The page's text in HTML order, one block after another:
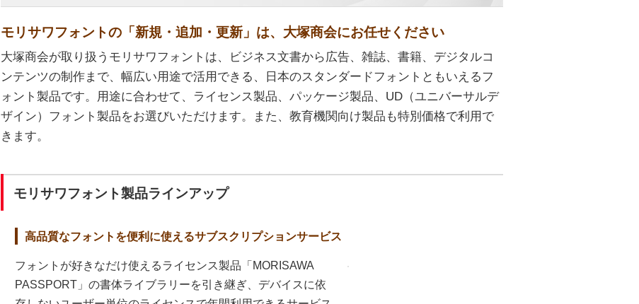
モリサワフォントの「新規・追加・更新」は、大塚商会にお任せください
大塚商会が取り扱うモリサワフォントは、ビジネス文書から広告、雑誌、書籍、デジタルコ
ンテンツの制作まで、幅広い用途で活用できる、日本のスタンダードフォントともいえるフ
ォント製品です。用途に合わせて、ライセンス製品、パッケージ製品、UD（ユニバーサルデ
ザイン）フォント製品をお選びいただけます。また、教育機関向け製品も特別価格で利用で
きます。
モリサワフォント製品ラインアップ
高品質なフォントを便利に使えるサブスクリプションサービス
フォントが好きなだけ使えるライセンス製品「MORISAWA
PASSPORT」の書体ライブラリーを引き継ぎ、デバイスに依